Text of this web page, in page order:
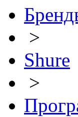
>
Shure
>